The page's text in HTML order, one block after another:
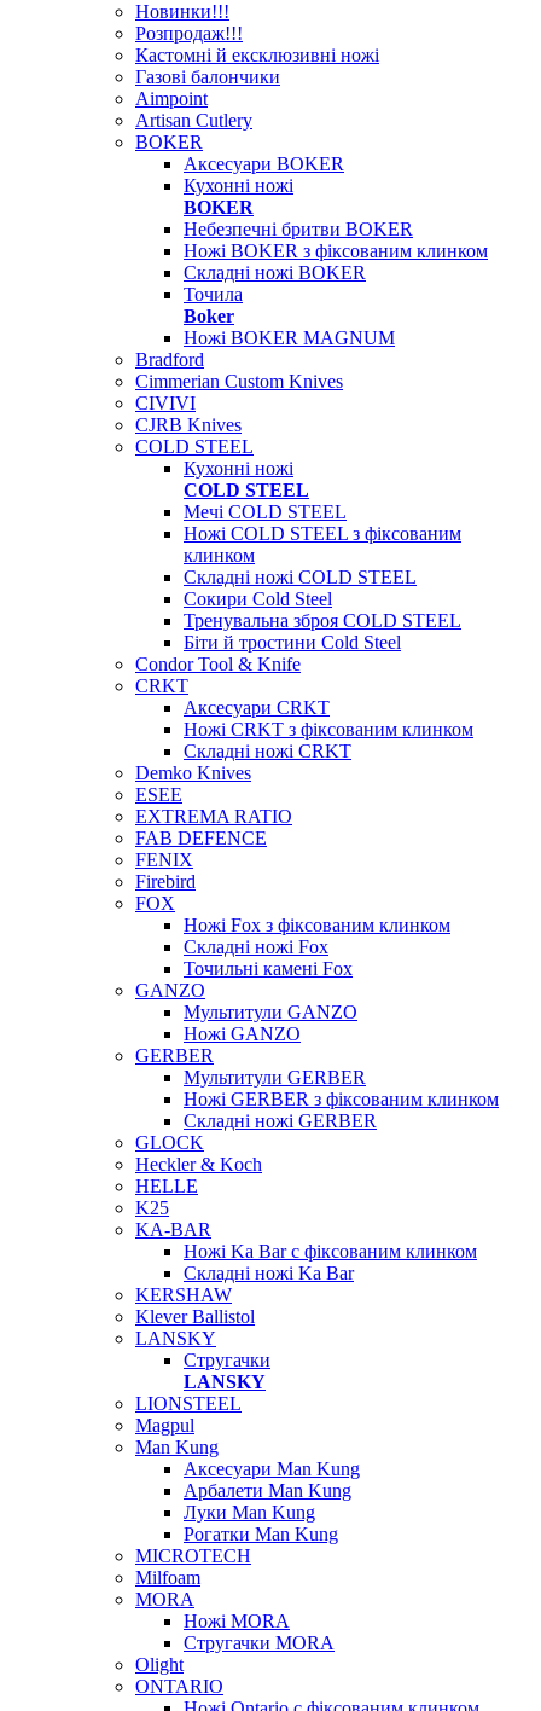
Новинки!!!
Розпродаж!!!
Кастомні й ексклюзивні ножі
Газові балончики
Aimpoint
Artisan Cutlery
BOKER
Аксесуари BOKER
Кухонні ножі
BOKER
Небезпечні бритви BOKER
Ножі BOKER з фіксованим клинком
Складні ножі BOKER
Точила
Boker
Ножі BOKER MAGNUM
Bradford
Cimmerian Custom Knives
CIVIVI
CJRB Knives
COLD STEEL
Кухонні ножі
COLD STEEL
Мечі COLD STEEL
Ножі COLD STEEL з фіксованим
клинком
Складні ножі COLD STEEL
Сокири Cold Steel
Тренувальна зброя COLD STEEL
Біти й тростини Cold Steel
Condor Tool & Knife
CRKT
Аксесуари CRKT
Ножі CRKT з фіксованим клинком
Складні ножі CRKT
Demko Knives
ESEE
EXTREMA RATIO
FAB DEFENCE
FENIX
Firebird
FOX
Ножі Fox з фіксованим клинком
Складні ножі Fox
Точильні камені Fox
GANZO
Мультитули GANZO
Ножі GANZO
GERBER
Мультитули GERBER
Ножі GERBER з фіксованим клинком
Складні ножі GERBER
GLOCK
Heckler & Koch
HELLE
K25
KA-BAR
Ножі Ka Bar c фіксованим клинком
Складні ножі Ka Bar
KERSHAW
Klever Ballistol
LANSKY
Стругачки
LANSKY
LIONSTEEL
Magpul
Man Kung
Аксесуари Man Kung
Арбалети Man Kung
Луки Man Kung
Рогатки Man Kung
MICROTECH
Milfoam
MORA
Ножі MORA
Стругачки MORA
Olight
ONTARIO